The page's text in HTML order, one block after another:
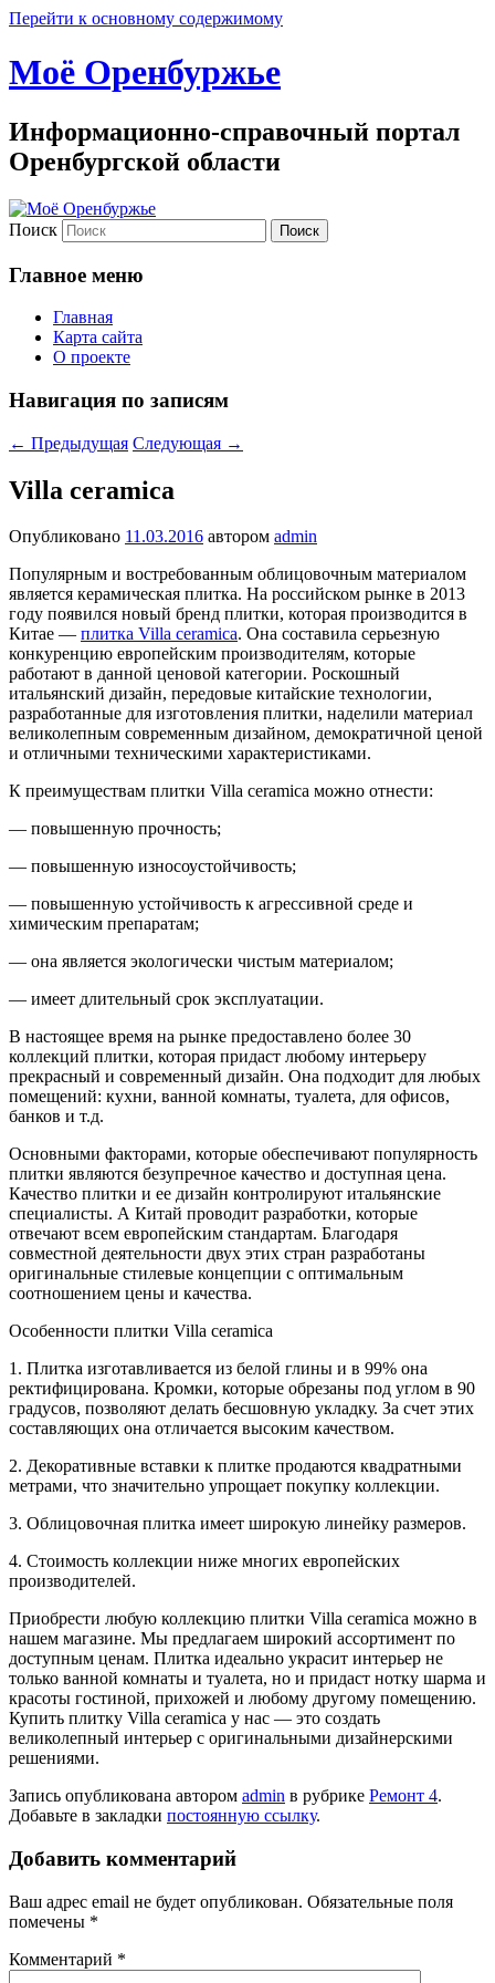
Перейти к основному содержимому
Моё Оренбуржье
Информационно-справочный портал
Оренбургской области
Поиск
Главное меню
Главная
Карта сайта
О проекте
Навигация по записям
← Предыдущая Следующая →
Villa ceramica
Опубликовано 11.03.2016 автором admin
Популярным и востребованным облицовочным материалом
является керамическая плитка. На российском рынке в 2013
году появился новый бренд плитки, которая производится в
Китае — плитка Villa ceramica. Она составила серьезную
конкуренцию европейским производителям, которые
работают в данной ценовой категории. Роскошный
итальянский дизайн, передовые китайские технологии,
разработанные для изготовления плитки, наделили материал
великолепным современным дизайном, демократичной ценой
и отличными техническими характеристиками.
К преимуществам плитки Villa ceramica можно отнести:
— повышенную прочность;
— повышенную износоустойчивость;
— повышенную устойчивость к агрессивной среде и
химическим препаратам;
— она является экологически чистым материалом;
— имеет длительный срок эксплуатации.
В настоящее время на рынке предоставлено более 30
коллекций плитки, которая придаст любому интерьеру
прекрасный и современный дизайн. Она подходит для любых
помещений: кухни, ванной комнаты, туалета, для офисов,
банков и т.д.
Основными факторами, которые обеспечивают популярность
плитки являются безупречное качество и доступная цена.
Качество плитки и ее дизайн контролируют итальянские
специалисты. А Китай проводит разработки, которые
отвечают всем европейским стандартам. Благодаря
совместной деятельности двух этих стран разработаны
оригинальные стилевые концепции с оптимальным
соотношением цены и качества.
Особенности плитки Villa ceramica
1. Плитка изготавливается из белой глины и в 99% она
ректифицирована. Кромки, которые обрезаны под углом в 90
градусов, позволяют делать бесшовную укладку. За счет этих
составляющих она отличается высоким качеством.
2. Декоративные вставки к плитке продаются квадратными
метрами, что значительно упрощает покупку коллекции.
3. Облицовочная плитка имеет широкую линейку размеров.
4. Стоимость коллекции ниже многих европейских
производителей.
Приобрести любую коллекцию плитки Villa ceramica можно в
нашем магазине. Мы предлагаем широкий ассортимент по
доступным ценам. Плитка идеально украсит интерьер не
только ванной комнаты и туалета, но и придаст нотку шарма и
красоты гостиной, прихожей и любому другому помещению.
Купить плитку Villa ceramica у нас — это создать
великолепный интерьер с оригинальными дизайнерскими
решениями.
Запись опубликована автором admin в рубрике Ремонт 4.
Добавьте в закладки постоянную ссылку.
Добавить комментарий
Ваш адрес email не будет опубликован. Обязательные поля
помечены *
Комментарий *